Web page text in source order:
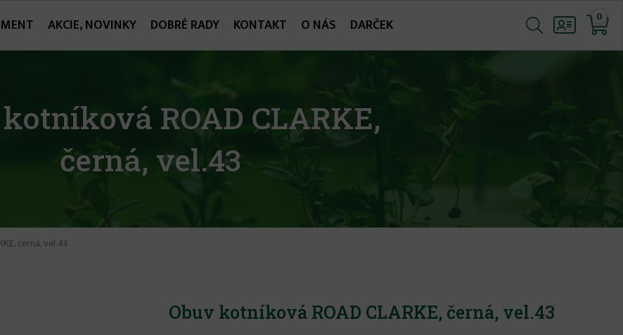
AKCIE, NOVINKY DOBRÉ RADY KONTAKT O NÁS DARČEK 0
ROAD CLARKE,
černá, vel.43
černá, vel.43
Obuv kotníková ROAD CLARKE, černá, vel.43